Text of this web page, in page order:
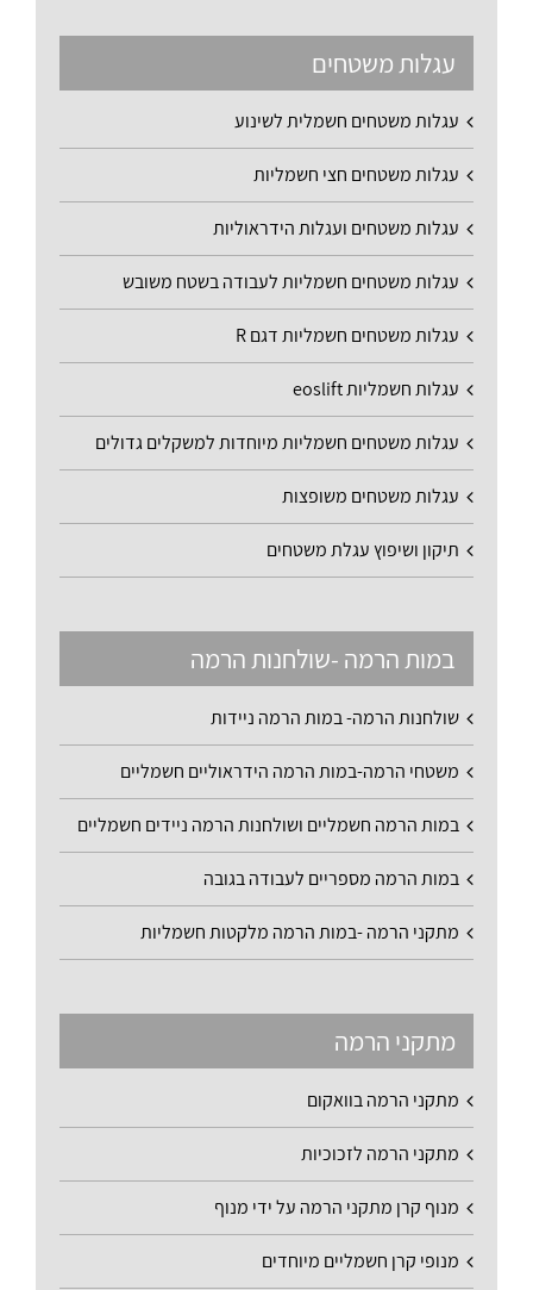
עגלות משטחים
עגלות משטחים חשמלית לשינוע
עגלות משטחים חצי חשמליות
עגלות משטחים ועגלות הידראוליות
עגלות משטחים חשמליות לעבודה בשטח משובש
עגלות משטחים חשמליות דגם R
עגלות חשמליות eoslift
עגלות משטחים חשמליות מיוחדות למשקלים גדולים
עגלות משטחים משופצות
תיקון ושיפוץ עגלת משטחים
במות הרמה -שולחנות הרמה
שולחנות הרמה- במות הרמה ניידות
משטחי הרמה-במות הרמה הידראוליים חשמליים
במות הרמה חשמליים ושולחנות הרמה ניידים חשמליים
במות הרמה מספריים לעבודה בגובה
מתקני הרמה -במות הרמה מלקטות חשמליות
מתקני הרמה
מתקני הרמה בוואקום
מתקני הרמה לזכוכיות
מנוף קרן מתקני הרמה על ידי מנוף
מנופי קרן חשמליים מיוחדים